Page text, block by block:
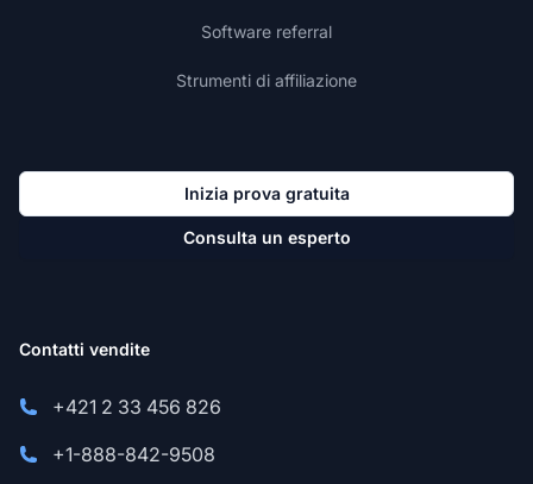
Software referral
Strumenti di affiliazione
Inizia prova gratuita
Consulta un esperto
Contatti vendite
+421 2 33 456 826
+1-888-842-9508